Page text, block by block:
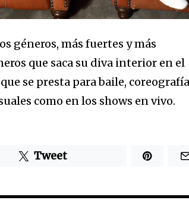
géneros, más fuertes y más
que saca su diva interior en el
se presta para baile,
como en los shows en vivo.
Tweet